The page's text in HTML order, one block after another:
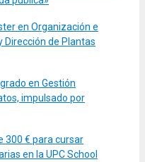
en Organización e
Dirección de Plantas
en Gestión
impulsado por
300 € para cursar
en la UPC School